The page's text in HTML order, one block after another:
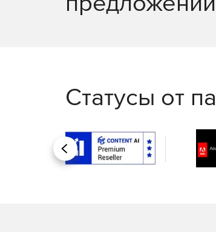
для аудита, которые можно
Статусы от
Назад